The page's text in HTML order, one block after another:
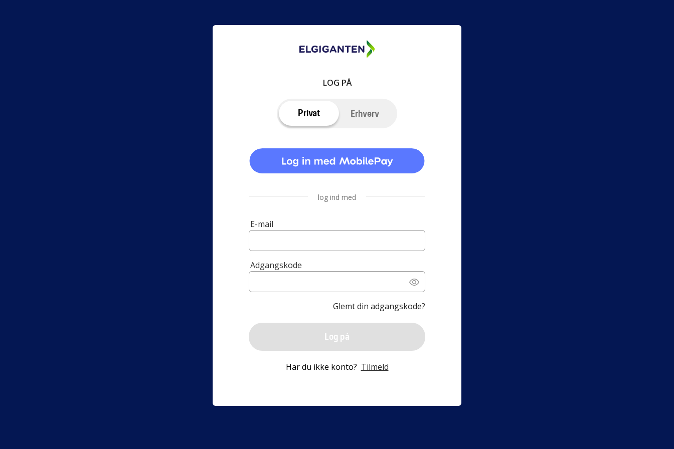
LOG PÅ
Privat Erhverv
log ind med
E-mail
Adgangskode
Glemt din adgangskode?
Log på
Har du ikke konto? Tilmeld